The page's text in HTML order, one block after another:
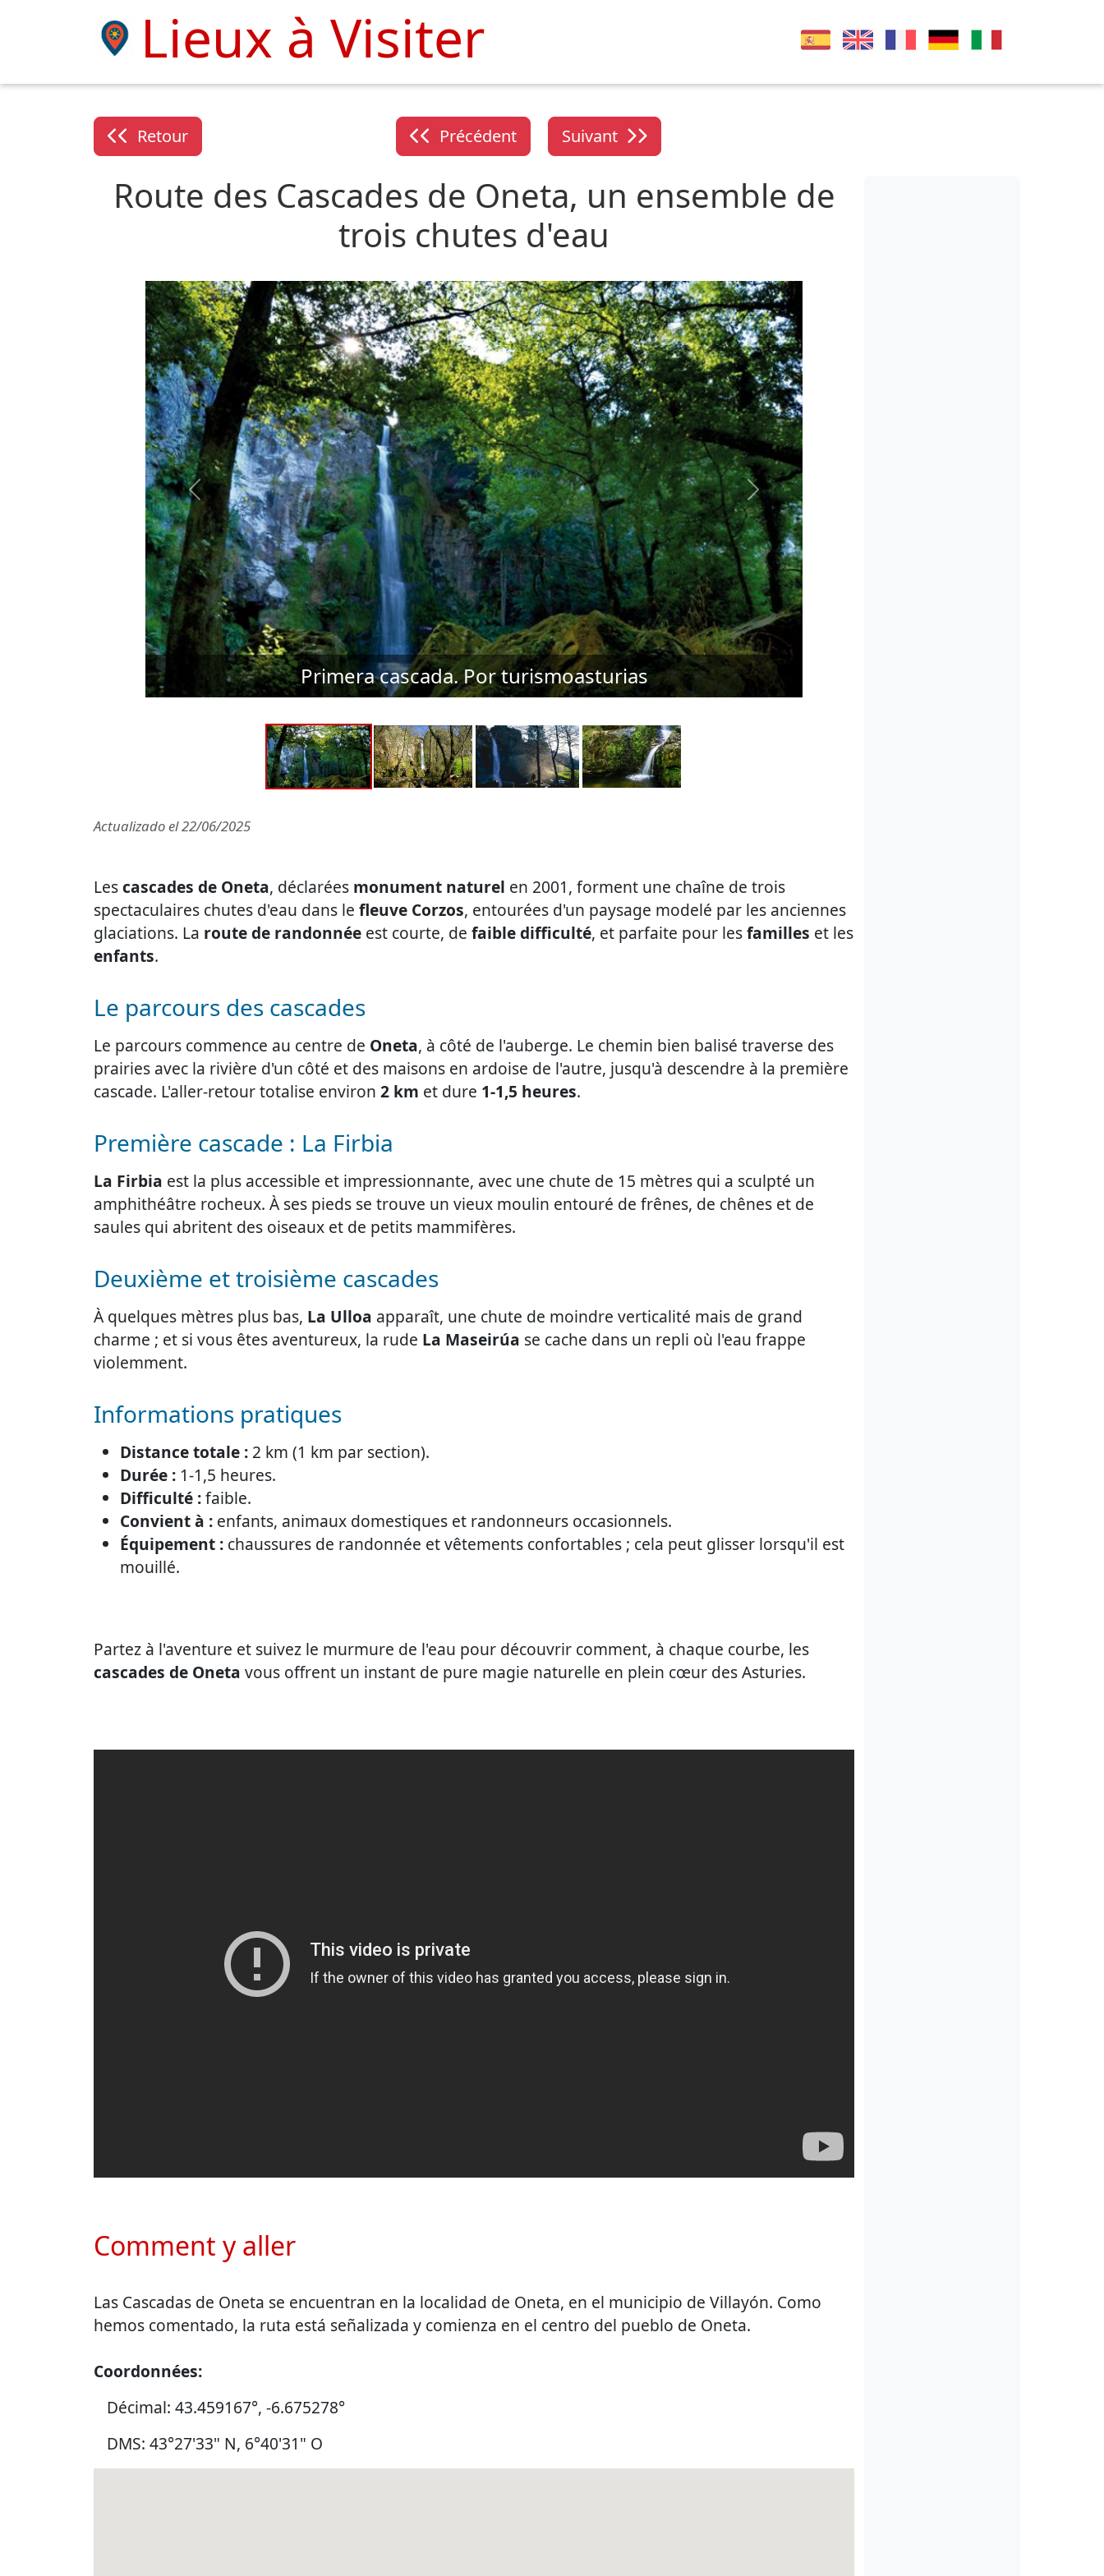
Lieux à Visiter
Retour Précédent Suivant
Route des Cascades de Oneta, un ensemble de
trois chutes d'eau
Primera cascada. Por turismoasturias
Actualizado el22/06/2025
Lescascades de Oneta, déclarées monument naturel en 2001, forment une chaîne de trois
spectaculaires chutes d'eau dans le fleuve Corzos, entourées d'un paysage modelé par les anciennes
glaciations. La route de randonnée est courte, de faible difficulté, et parfaite pour lesfamilles et les
enfants.
Le parcours des cascades
Le parcours commence au centre de Oneta, à côté de l'auberge. Le chemin bien balisé traverse des
prairies avec la rivière d'un côté et des maisons en ardoise de l'autre, jusqu'à descendre à la première
cascade. L'aller-retour totalise environ 2 km et dure 1-1,5 heures.
Première cascade : La Firbia
La Firbia est la plus accessible et impressionnante, avec une chute de 15 mètres qui a sculpté un
amphithéâtre rocheux. À ses pieds se trouve un vieux moulin entouré de frênes, de chênes et de
saules qui abritent des oiseaux et de petits mammifères.
Deuxième et troisième cascades
À quelques mètres plus bas, La Ulloa apparaît, une chute de moindre verticalité mais de grand
charme ; et si vous êtes aventureux, la rude La Maseirúa se cache dans un repli où l'eau frappe
violemment.
Informations pratiques
Distance totale : 2 km (1 km par section).
Durée : 1-1,5 heures.
Difficulté :faible.
Convient à : enfants, animaux domestiques et randonneurs occasionnels.
Équipement : chaussures de randonnée et vêtements confortables ; cela peut glisser lorsqu'il est
mouillé.
Partez à l'aventure et suivez le murmure de l'eau pour découvrir comment, à chaque courbe, les
cascades de Oneta vous offrent un instant de pure magie naturelle en plein cœur des Asturies.
Comment y aller
Las Cascadas de Oneta se encuentran en la localidad de Oneta, en el municipio de Villayón. Como
hemos comentado, la ruta está señalizada y comienza en el centro del pueblo de Oneta.
Coordonnées:
Décimal: 43.459167°, -6.675278°
DMS: 43°27'33" N, 6°40'31" O